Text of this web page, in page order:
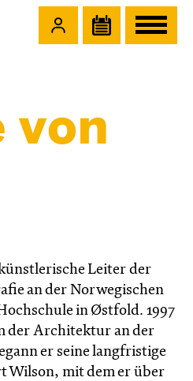
von
Leiter der
an der Norwegischen
in Østfold. 1997
der Architektur an der
er seine langfristige
Wilson, mit dem er über